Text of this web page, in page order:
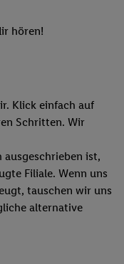
hören!
Klick einfach auf
Schritten. Wir
ist,
Filiale. Wenn uns
tauschen wir uns
alternative